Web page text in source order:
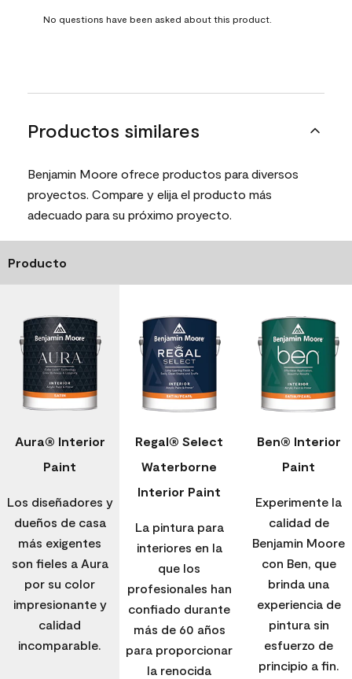
No questions have been asked about this product.
Productos similares
Benjamin Moore ofrece productos para diversos
proyectos. Compare y elija el producto más
adecuado para su próximo proyecto.
Producto
Aura® Interior
Paint
Los diseñadores y
dueños de casa
más exigentes
son fieles a Aura
por su color
impresionante y
calidad
incomparable.
Regal® Select
Waterborne
Interior Paint
La pintura para
interiores en la
que los
profesionales han
confiado durante
más de 60 años
para proporcionar
la renocida
Ben® Interior
Paint
Experimente la
calidad de
Benjamin Moore
con Ben, que
brinda una
experiencia de
pintura sin
esfuerzo de
principio a fin.